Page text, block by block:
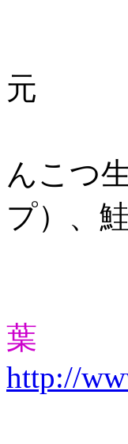
生ラ
んこつ
プ）、
葉
http://
（